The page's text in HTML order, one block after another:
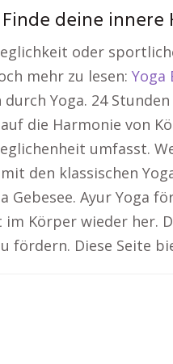
deine innere
oder
mehr zu lesen: Yoga
Yoga. 24
die Harmonie von
umfasst.
den klassischen
Gebesee. Ayur Yoga
im Körper wieder her.
fördern. Diese Seite